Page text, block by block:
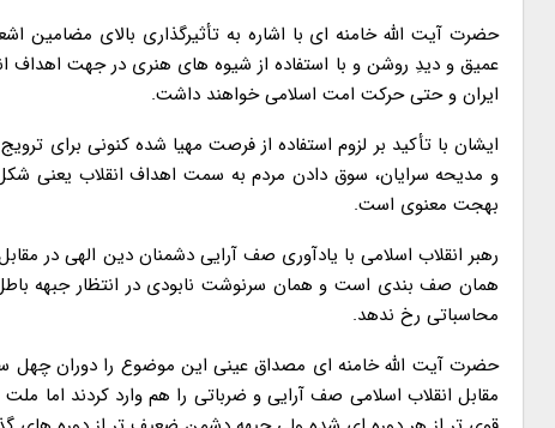
حضرت آیت الله خامنه ای با اشاره به تأثیرگذاری بالای مضامین
عمیق و دیدِ روشن و با استفاده از شیوه های هنری در جهت اهداف
ایران و حتی حرکت امت اسلامی خواهند داشت.
ایشان با تأکید بر لزوم استفاده از فرصت مهیا شده کنونی برای
و مدیحه سرایان، سوق دادن مردم به سمت اهداف انقلاب یعنی
بهجت معنوی است.
رهبر انقلاب اسلامی با یادآوری صف آرایی دشمنان دین الهی در
همان صف بندی است و همان سرنوشت نابودی در انتظار جبهه
محاسباتی رخ ندهد.
حضرت آیت الله خامنه ای مصداق عینی این موضوع را دوران چهل
مقابل انقلاب اسلامی صف آرایی و ضرباتی را هم وارد کردند اما